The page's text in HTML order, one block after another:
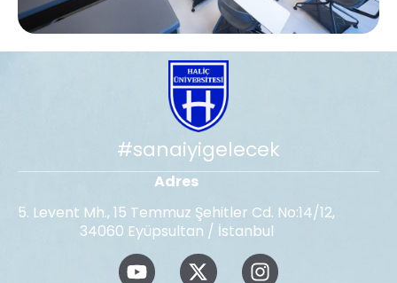
#sanaiyigelecek
Adres
5. Levent Mh., 15 Temmuz Şehitler Cd. No:14/12,
34060 Eyüpsultan / İstanbul